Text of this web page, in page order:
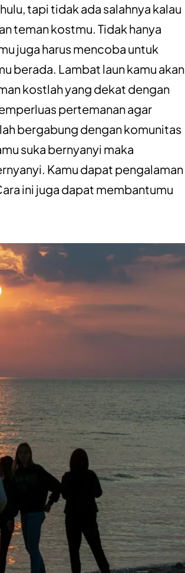
tapi tidak ada salahnya kalau
teman kostmu. Tidak hanya
juga harus mencoba untuk
berada. Lambat laun kamu akan
kostlah yang dekat dengan
pertemanan agar
bergabung dengan komunitas
suka bernyanyi maka
Kamu dapat pengalaman
ini juga dapat membantumu